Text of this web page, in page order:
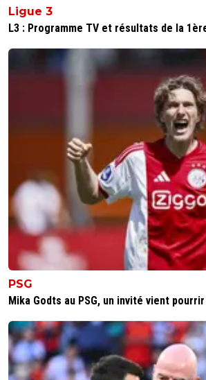
Ligue 3
L3 : Programme TV et résultats de la
PSG
Mika Godts au PSG, un invité vient